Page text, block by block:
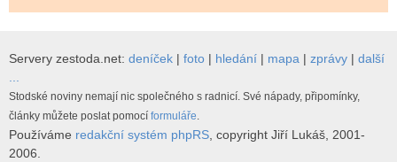
Servery zestoda.net: deníček | foto | hledání | mapa | zprávy | další
Stodské noviny nemají nic společného s radnicí. Své nápady, připomínky,
články můžete poslat pomocí formuláře.
Používáme redakční systém phpRS , copyright Jiří Lukáš, 2001-
2006.